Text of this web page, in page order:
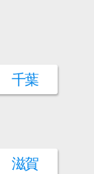
千葉
滋賀